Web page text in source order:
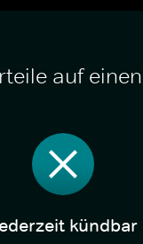
auf
kündbar